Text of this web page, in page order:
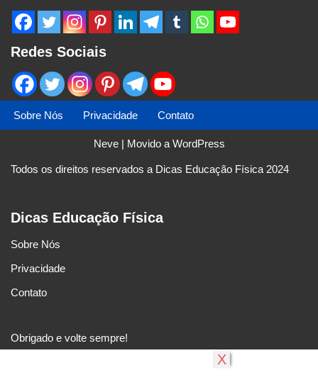
Redes Sociais
Sobre Nós Privacidade Contato
Neve| Movido a WordPress
Todos os direitos reservados a Dicas Educação Física 2024
Dicas Educação Física
Sobre Nós
Privacidade
Contato
Obrigado e volte sempre!
X